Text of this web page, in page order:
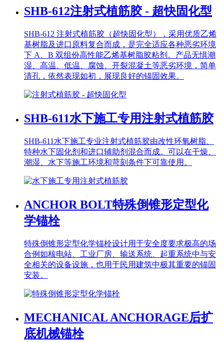
SHB-612注射式植筋胶 - 超快固化型
SHB-612 注射式植筋胶（超快固化型），采用优质乙烯
基树脂及进口原料复合而成，是完全适应各种恶劣环境
下 A、B 双组份高性能乙烯基树脂胶粘剂。产品无惧潮
湿、高温、低温、腐蚀、开裂混凝土等恶劣环境，简单
清孔，依然表现如初，展现良好的锚固效果。
SHB-611水下施工专用注射式植筋胶
SHB-611水下施工专业注射式植筋胶由改性环氧树脂、
特种水下固化剂和进口辅助剂混合而成。可以在干燥、
潮湿、水下等施工环境和苛刻条件下可靠使用。
ANCHOR BOLT特殊倒锥形定型化
学锚栓
特殊倒锥形定型化学锚栓设计用于安全度要求极高的场
合例如核电站、工业厂房、输送系统、起重系统中与安
全相关的设备设施，也用于民用建筑中极其重要的锚固
安装。
MECHANICAL ANCHORAGE后扩
底机械锚栓